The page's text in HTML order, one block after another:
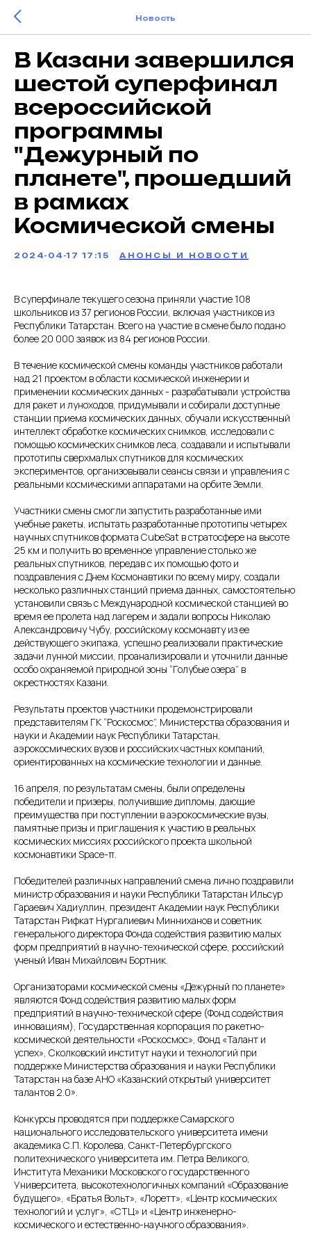
Новость
В Казани завершился
шестой суперфинал
всероссийской
программы
"Дежурный по
планете", прошедший
в рамках
Космической смены
2024-04-17 17:15 АНОНСЫ И НОВОСТИ
В суперфинале текущего сезона приняли участие 108
школьников из 37 регионов России, включая участников из
Республики Татарстан. Всего на участие в смене было подано
более 20 000 заявок из 84 регионов России.
В течение космической смены команды участников работали
над 21 проектом в области космической инженерии и
применении космических данных - разрабатывали устройства
для ракет и луноходов, придумывали и собирали доступные
станции приема космических данных, обучали искусственный
интеллект обработке космических снимков, исследовали с
помощью космических снимков леса, создавали и испытывали
прототипы сверхмалых спутников для космических
экспериментов, организовывали сеансы связи и управления с
реальными космическими аппаратами на орбите Земли.
Участники смены смогли запустить разработанные ими
учебные ракеты, испытать разработанные прототипы четырех
научных спутников формата CubeSat в стратосфере на высоте
25 км и получить во временное управление столько же
реальных спутников, передав с их помощью фото и
поздравления с Днем Космонавтики по всему миру, создали
несколько различных станций приема данных, самостоятельно
установили связь с Международной космической станцией во
время ее пролета над лагерем и задали вопросы Николаю
Александровичу Чубу, российскому космонавту из ее
действующего экипажа, успешно реализовали практические
задачи лунной миссии, проанализировали и уточнили данные
особо охраняемой природной зоны “Голубые озера” в
окрестностях Казани.
Результаты проектов участники продемонстрировали
представителям ГК “Роскосмос”, Министерства образования и
науки и Академии наук Республики Татарстан,
аэрокосмических вузов и российских частных компаний,
ориентированных на космические технологии и данные.
16 апреля, по результатам смены, были определены
победители и призеры, получившие дипломы, дающие
преимущества при поступлении в аэрокосмические вузы,
памятные призы и приглашения к участию в реальных
космических миссиях российского проекта школьной
космонавтики Space-π.
Победителей различных направлений смена лично поздравили
министр образования и науки Республики Татарстан Ильсур
Гараевич Хадиуллин, президент Академии наук Республики
Татарстан Рифкат Нургалиевич Минниханов и советник
генерального директора Фонда содействия развитию малых
форм предприятий в научно-технической сфере, российский
ученый Иван Михайлович Бортник.
Организаторами космической смены «Дежурный по планете»
являются Фонд содействия развитию малых форм
предприятий в научно-технической сфере (Фонд содействия
инновациям), Государственная корпорация по ракетно-
космической деятельности «Роскосмос», Фонд «Талант и
успех», Сколковский институт науки и технологий при
поддержке Министерства образования и науки Республики
Татарстан на базе АНО «Казанский открытый университет
талантов 2.0».
Конкурсы проводятся при поддержке Самарского
национального исследовательского университета имени
академика С.П. Королева, Санкт-Петербургского
политехнического университета им. Петра Великого,
Института Механики Московского государственного
Университета, высокотехнологичных компаний «Образование
будущего», «Братья Вольт», «Лоретт», «Центр космических
технологий и услуг», «СТЦ» и «Центр инженерно-
космического и естественно-научного образования».